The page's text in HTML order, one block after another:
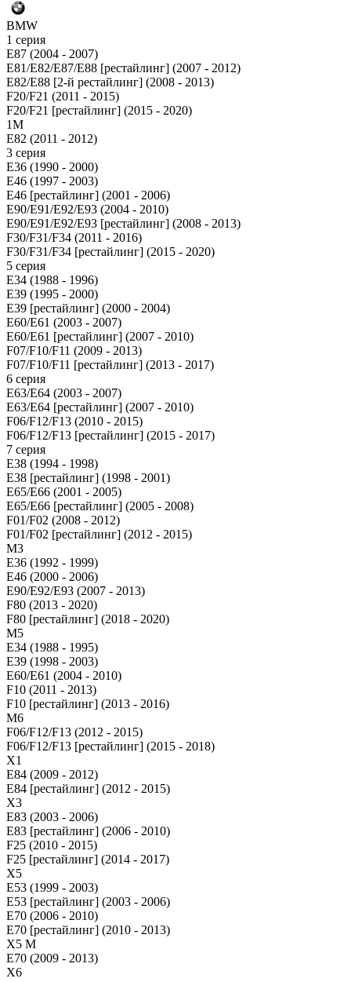
BMW
1 серия
E87 (2004 - 2007)
E81/E82/E87/E88 [рестайлинг] (2007 - 2012)
E82/E88 [2-й рестайлинг] (2008 - 2013)
F20/F21 (2011 - 2015)
F20/F21 [рестайлинг] (2015 - 2020)
1M
E82 (2011 - 2012)
3 серия
E36 (1990 - 2000)
E46 (1997 - 2003)
E46 [рестайлинг] (2001 - 2006)
E90/E91/E92/E93 (2004 - 2010)
E90/E91/E92/E93 [рестайлинг] (2008 - 2013)
F30/F31/F34 (2011 - 2016)
F30/F31/F34 [рестайлинг] (2015 - 2020)
5 серия
E34 (1988 - 1996)
E39 (1995 - 2000)
E39 [рестайлинг] (2000 - 2004)
E60/E61 (2003 - 2007)
E60/E61 [рестайлинг] (2007 - 2010)
F07/F10/F11 (2009 - 2013)
F07/F10/F11 [рестайлинг] (2013 - 2017)
6 серия
E63/E64 (2003 - 2007)
E63/E64 [рестайлинг] (2007 - 2010)
F06/F12/F13 (2010 - 2015)
F06/F12/F13 [рестайлинг] (2015 - 2017)
7 серия
E38 (1994 - 1998)
E38 [рестайлинг] (1998 - 2001)
E65/E66 (2001 - 2005)
E65/E66 [рестайлинг] (2005 - 2008)
F01/F02 (2008 - 2012)
F01/F02 [рестайлинг] (2012 - 2015)
M3
E36 (1992 - 1999)
E46 (2000 - 2006)
E90/E92/E93 (2007 - 2013)
F80 (2013 - 2020)
F80 [рестайлинг] (2018 - 2020)
М5
E34 (1988 - 1995)
E39 (1998 - 2003)
E60/E61 (2004 - 2010)
F10 (2011 - 2013)
F10 [рестайлинг] (2013 - 2016)
M6
F06/F12/F13 (2012 - 2015)
F06/F12/F13 [рестайлинг] (2015 - 2018)
X1
E84 (2009 - 2012)
E84 [рестайлинг] (2012 - 2015)
X3
E83 (2003 - 2006)
E83 [рестайлинг] (2006 - 2010)
F25 (2010 - 2015)
F25 [рестайлинг] (2014 - 2017)
X5
E53 (1999 - 2003)
E53 [рестайлинг] (2003 - 2006)
E70 (2006 - 2010)
E70 [рестайлинг] (2010 - 2013)
X5 M
E70 (2009 - 2013)
X6